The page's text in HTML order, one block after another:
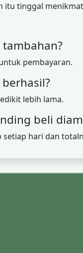
itu tinggal
pembayaran.
lebih lama.
beli
hari dan